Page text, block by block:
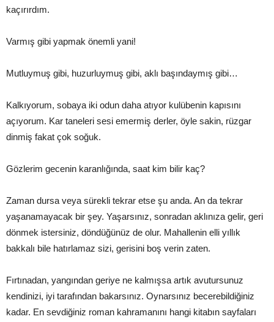
kaçırırdım.
Varmış gibi yapmak önemli yani!
Mutluymuş gibi, huzurluymuş gibi, aklı başındaymış gibi…
Kalkıyorum, sobaya iki odun daha atıyor kulübenin kapısını
açıyorum. Kar taneleri sesi emermiş derler, öyle sakin, rüzgar
dinmiş fakat çok soğuk.
Gözlerim gecenin karanlığında, saat kim bilir kaç?
Zaman dursa veya sürekli tekrar etse şu anda. An da tekrar
yaşanamayacak bir şey. Yaşarsınız, sonradan aklınıza gelir, geri
dönmek istersiniz, döndüğünüz de olur. Mahallenin elli yıllık
bakkalı bile hatırlamaz sizi, gerisini boş verin zaten.
Fırtınadan, yangından geriye ne kalmışsa artık avutursunuz
kendinizi, iyi tarafından bakarsınız. Oynarsınız becerebildiğiniz
kadar. En sevdiğiniz roman kahramanını hangi kitabın sayfaları